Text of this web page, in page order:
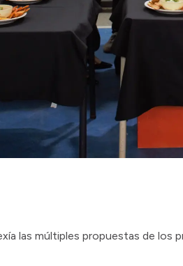
las múltiples propuestas de los